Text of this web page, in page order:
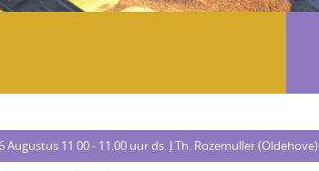
11 00 - 11.00 uur ds. J.Th. Rozemuller (Oldehove)